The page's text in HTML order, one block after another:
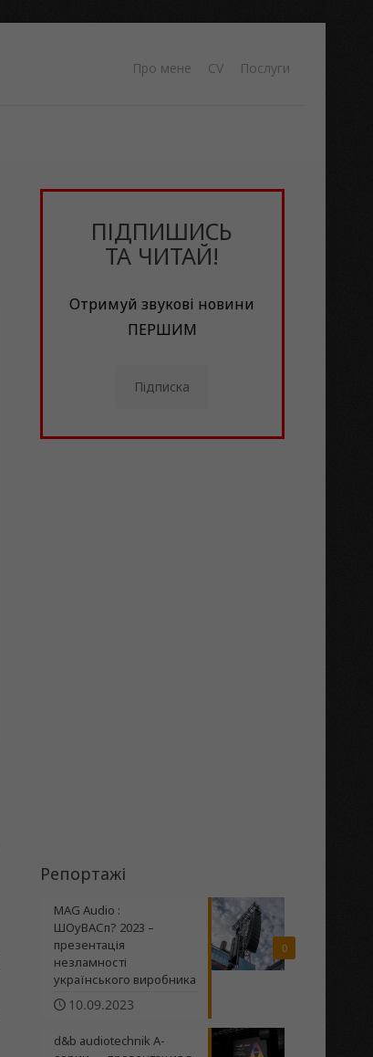
Про мене CV Послуги
ПІДПИШИСЬ
ТА ЧИТАЙ!
Отримуй звукові новини
ПЕРШИМ
Підписка
Репортажі
0
MAG Audio :
ШОуВАСп? 2023 –
презентація
незламності
українського виробника
10.09.2023
d&b audiotechnik A-